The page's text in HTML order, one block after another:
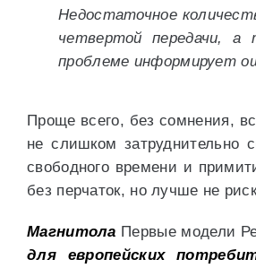
Недостаточное
четвертой передачи, а
проблеме информирует
Проще всего, без сомнения,
не слишком затруднительно
свободного времени и
без перчаток, но лучше не
Магнитола Первые модели
для европейских